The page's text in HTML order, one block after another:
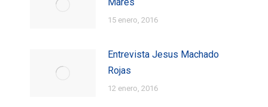
15 enero, 2016
Entrevista Jesus Machado
Rojas
12 enero, 2016